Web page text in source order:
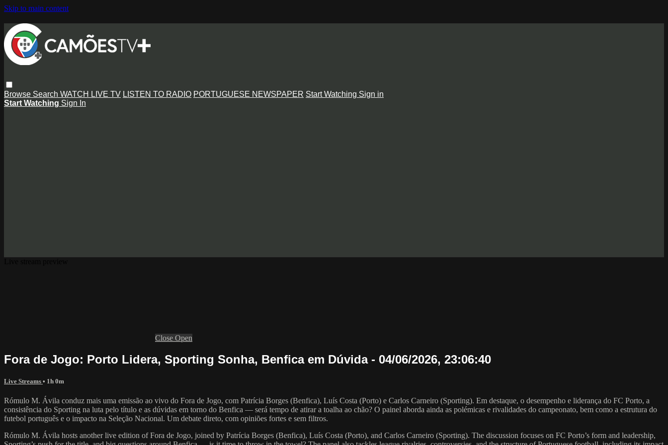
Skip to main content
Browse Search WATCH LIVE TV LISTEN TO RADIO PORTUGUESE NEWSPAPER Start Watching Sign in
Start Watching Sign In
Close Open
Fora de Jogo: Porto Lidera, Sporting Sonha, Benfica em Dúvida - 04/06/2026, 23:06:40
Live Streams • 1h 0m
Rómulo M. Ávila conduz mais uma emissão ao vivo do Fora de Jogo, com Patrícia Borges (Benfica), Luís Costa (Porto) e Carlos Carneiro (Sporting). Em destaque, o desempenho e liderança do FC Porto, a
consistência do Sporting na luta pelo título e as dúvidas em torno do Benfica — será tempo de atirar a toalha ao chão? O painel aborda ainda as polémicas e rivalidades do campeonato, bem como a estrutura do
futebol português e o impacto na Seleção Nacional. Um debate direto, com opiniões fortes e sem filtros.
Rómulo M. Ávila hosts another live edition of Fora de Jogo, joined by Patrícia Borges (Benfica), Luís Costa (Porto), and Carlos Carneiro (Sporting). The discussion focuses on FC Porto’s form and leadership,